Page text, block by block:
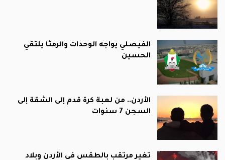
الفيصلي يواجه الوحدات والرمثا يلتقي
الحسين
الأردن.. من لعبة كرة قدم إلى الشقة إلى
السجن 7 سنوات
تغير مرتقب بالطقس في الأردن وبلاد